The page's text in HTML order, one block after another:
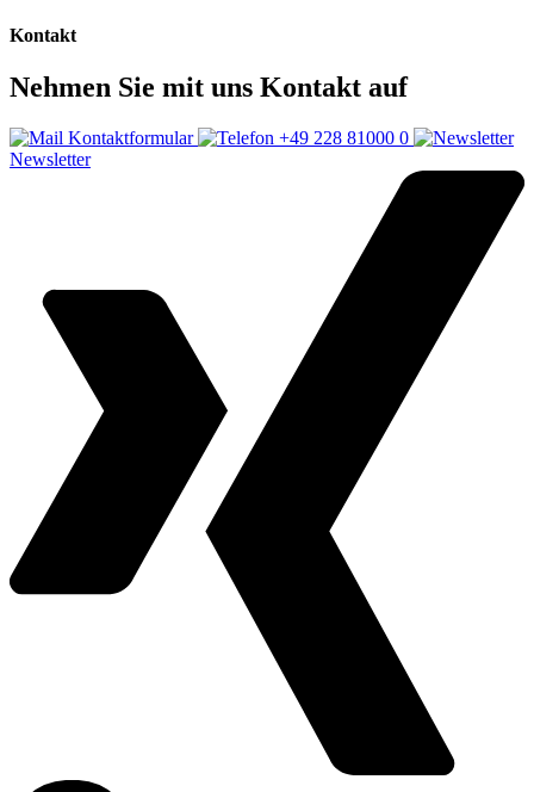
Kontakt
Nehmen Sie mit uns Kontakt auf
Kontaktformular
+49 228 81000 0
Newsletter